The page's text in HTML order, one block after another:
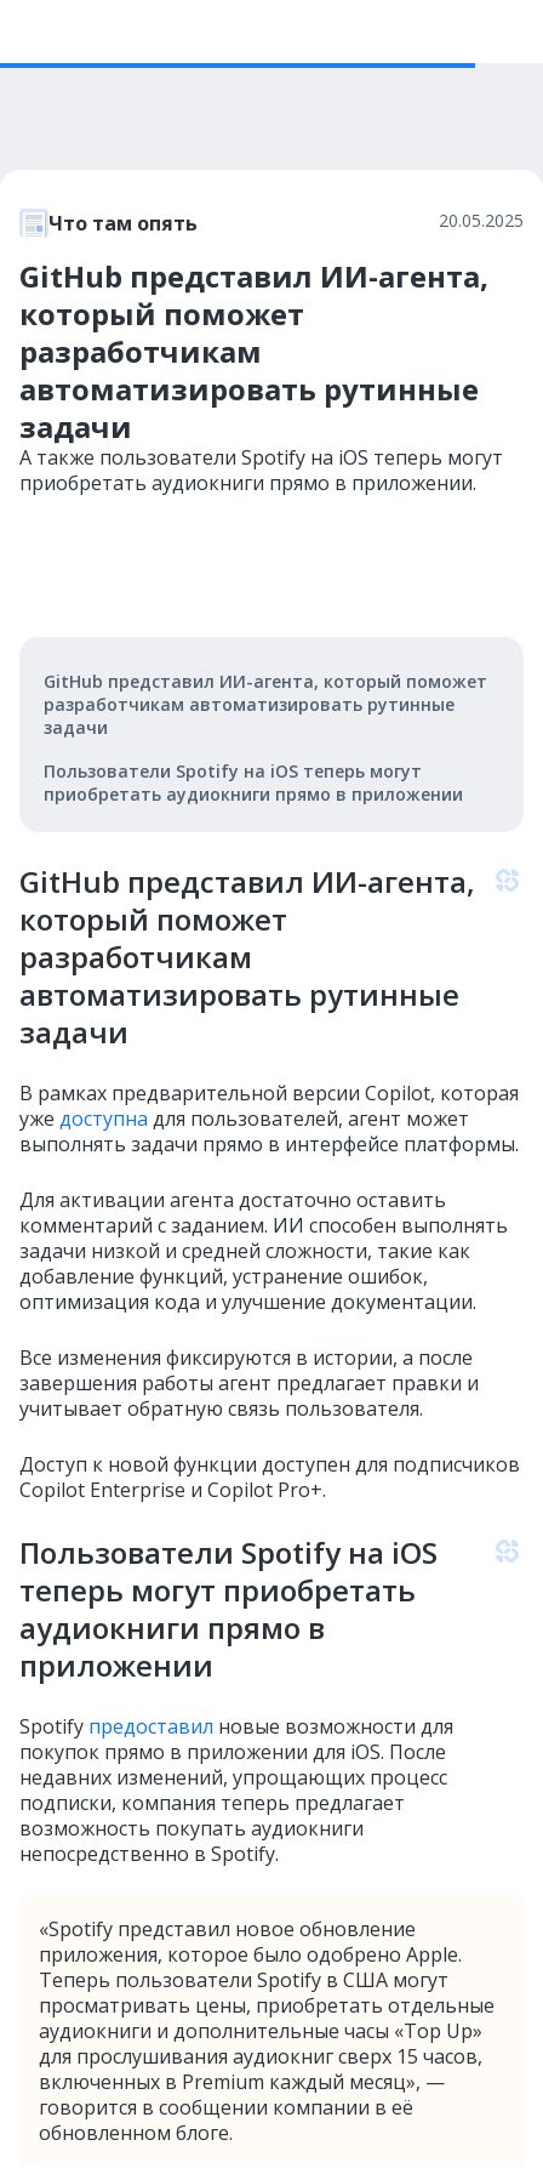
Что там опять 20.05.2025
GitHub представил ИИ-агента,
который поможет
разработчикам
автоматизировать рутинные
задачи
А также пользователи Spotify на iOS теперь могут
приобретать аудиокниги прямо в приложении.
GitHub представил ИИ-агента, который поможет
разработчикам автоматизировать рутинные
задачи
Пользователи Spotify на iOS теперь могут
приобретать аудиокниги прямо в приложении
GitHub представил ИИ-агента,
который поможет
разработчикам
автоматизировать рутинные
задачи
В рамках предварительной версии Copilot, которая
уже доступна для пользователей, агент может
выполнять задачи прямо в интерфейсе платформы.
Для активации агента достаточно оставить
комментарий с заданием. ИИ способен выполнять
задачи низкой и средней сложности, такие как
добавление функций, устранение ошибок,
оптимизация кода и улучшение документации.
Все изменения фиксируются в истории, а после
завершения работы агент предлагает правки и
учитывает обратную связь пользователя.
Доступ к новой функции доступен для подписчиков
Copilot Enterprise и Copilot Pro+.
Пользователи Spotify на iOS
теперь могут приобретать
аудиокниги прямо в
приложении
Spotify предоставил новые возможности для
покупок прямо в приложении для iOS. После
недавних изменений, упрощающих процесс
подписки, компания теперь предлагает
возможность покупать аудиокниги
непосредственно в Spotify.
«Spotify представил новое обновление
приложения, которое было одобрено Apple.
Теперь пользователи Spotify в США могут
просматривать цены, приобретать отдельные
аудиокниги и дополнительные часы «Top Up»
для прослушивания аудиокниг сверх 15 часов,
включенных в Premium каждый месяц», —
говорится в сообщении компании в её
обновленном блоге.